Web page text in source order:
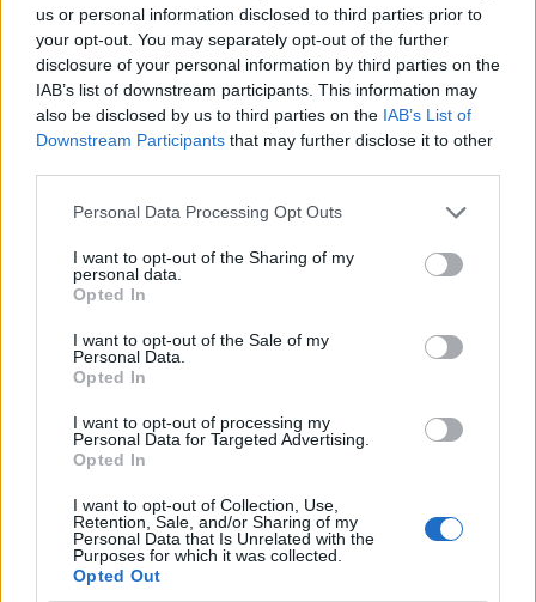
us or personal information disclosed to third parties prior to
your opt-out. You may separately opt-out of the further
disclosure of your personal information by third parties on the
IAB’s list of downstream participants. This information may
also be disclosed by us to third parties on the IAB’s List of
Downstream Participants that may further disclose it to other
Please note that this website/app uses one or more Google
not limited to your visit or usage behaviour. You may click to
grant or deny consent to Google and its third-party tags to
use your data for below specified purposes in below Google
consent section.
Personal Data Processing Opt Outs
I want to opt-out of the Sharing of my
personal data.
Opted In
I want to opt-out of the Sale of my
Personal Data.
Opted In
I want to opt-out of processing my
Personal Data for Targeted Advertising.
Opted In
I want to opt-out of Collection, Use,
Retention, Sale, and/or Sharing of my
Personal Data that Is Unrelated with the
Purposes for which it was collected.
Opted Out
Αν τα χάσατε